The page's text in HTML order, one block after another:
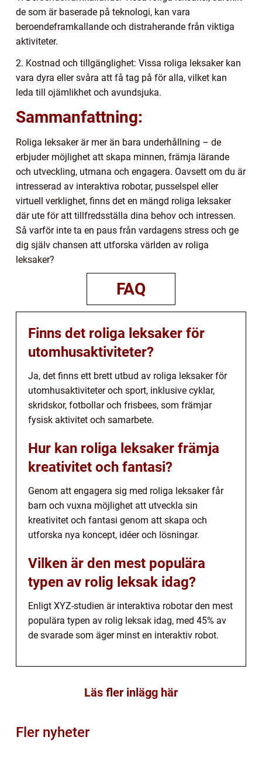
de som är baserade på teknologi, kan vara
beroendeframkallande och distraherande från viktiga
aktiviteter.
2. Kostnad och tillgänglighet: Vissa roliga leksaker kan
vara dyra eller svåra att få tag på för alla, vilket kan
leda till ojämlikhet och avundsjuka.
Sammanfattning:
Roliga leksaker är mer än bara underhållning – de
erbjuder möjlighet att skapa minnen, främja lärande
och utveckling, utmana och engagera. Oavsett om du är
intresserad av interaktiva robotar, pusselspel eller
virtuell verklighet, finns det en mängd roliga leksaker
där ute för att tillfredsställa dina behov och intressen.
Så varför inte ta en paus från vardagens stress och ge
dig själv chansen att utforska världen av roliga
leksaker?
FAQ
Finns det roliga leksaker för
utomhusaktiviteter?
Ja, det finns ett brett utbud av roliga leksaker för
utomhusaktiviteter och sport, inklusive cyklar,
skridskor, fotbollar och frisbees, som främjar
fysisk aktivitet och samarbete.
Hur kan roliga leksaker främja
kreativitet och fantasi?
Genom att engagera sig med roliga leksaker får
barn och vuxna möjlighet att utveckla sin
kreativitet och fantasi genom att skapa och
utforska nya koncept, idéer och lösningar.
Vilken är den mest populära
typen av rolig leksak idag?
Enligt XYZ-studien är interaktiva robotar den mest
populära typen av rolig leksak idag, med 45% av
de svarade som äger minst en interaktiv robot.
Läs fler inlägg här
Fler nyheter